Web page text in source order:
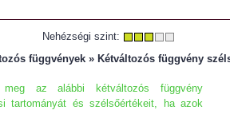
Nehézségi szint:
függvények » Kétváltozós függvény
meg az alábbi kétváltozós függvény
tartományát és szélsőértékeit, ha azok